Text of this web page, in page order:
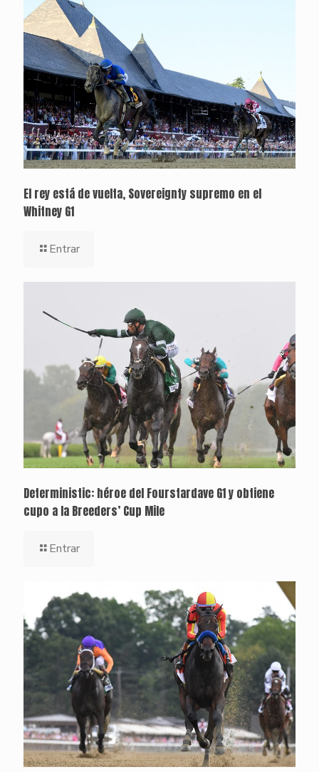
El rey está de vuelta, Sovereignty supremo en el
Whitney G1
Entrar
Deterministic: héroe del Fourstardave G1 y obtiene
cupo a la Breeders’ Cup Mile
Entrar